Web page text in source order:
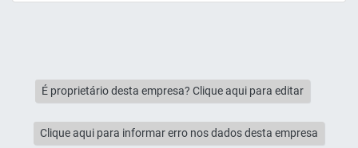
É proprietário desta empresa? Clique aqui para editar
Clique aqui para informar erro nos dados desta empresa